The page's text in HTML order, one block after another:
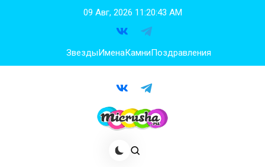
09 Авг, 2026 11:20:44 AM
ЗвездыИменаКамниПоздравления